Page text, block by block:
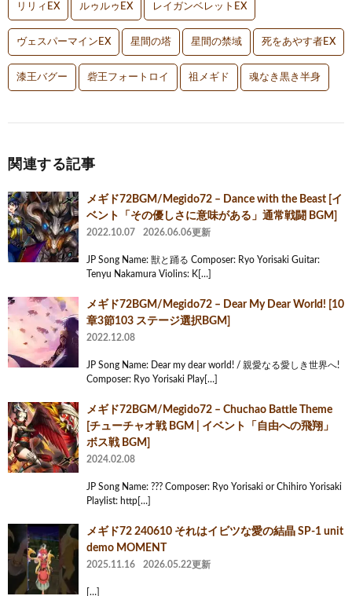
リリィEX ルゥルゥEX レイガンベレットEX
ヴェスパーマインEX 星間の塔 星間の禁域 死をあやす者EX
漆王バグー 砦王フォートロイ 祖メギド 魂なき黒き半身
関連する記事
メギド72BGM/Megido72 – Dance with the Beast [イ
ベント「その優しさに意味がある」通常戦闘 BGM]
2022.10.07 2026.06.06更新
JP Song Name: 獣と踊る Composer: Ryo Yorisaki Guitar:
Tenyu Nakamura Violins: K[…]
メギド72BGM/Megido72 – Dear My Dear World! [10
章3節103 ステージ選択BGM]
2022.12.08
JP Song Name: Dear my dear world! / 親愛なる愛しき世界へ!
Composer: Ryo Yorisaki Play[…]
メギド72BGM/Megido72 – Chuchao Battle Theme
[チューチャオ戦 BGM | イベント「自由への飛翔」
ボス戦 BGM]
2024.02.08
JP Song Name: ??? Composer: Ryo Yorisaki or Chihiro Yorisaki
Playlist: http[…]
メギド72 240610 それはイビツな愛の結晶 SP-1 unit
demo MOMENT
2025.11.16 2026.05.22更新
[…]